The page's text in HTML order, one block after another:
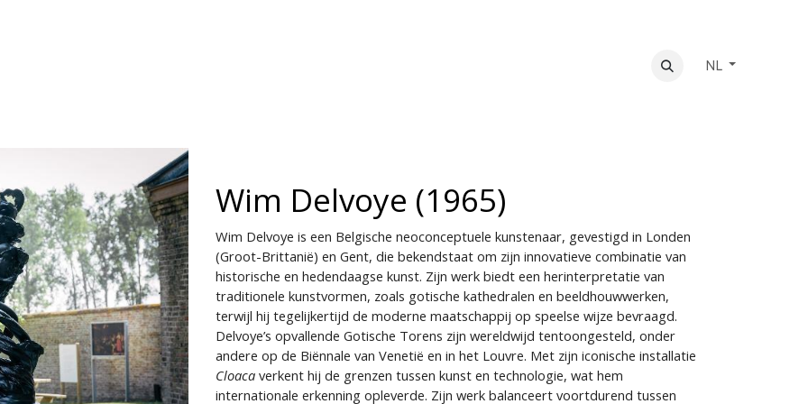
NL
Wim Delvoye (1965)
Wim Delvoye is een Belgische neoconceptuele kunstenaar, gevestigd in Londen
(Groot-Brittanië) en Gent, die bekendstaat om zijn innovatieve combinatie van
historische en hedendaagse kunst. Zijn werk biedt een herinterpretatie van
traditionele kunstvormen, zoals gotische kathedralen en beeldhouwwerken,
terwijl hij tegelijkertijd de moderne maatschappij op speelse wijze bevraagd.
Delvoye’s opvallende Gotische Torens zijn wereldwijd tentoongesteld, onder
andere op de Biënnale van Venetië en in het Louvre. Met zijn iconische installatie
Cloaca verkent hij de grenzen tussen kunst en technologie, wat hem
internationale erkenning opleverde. Zijn werk balanceert voortdurend tussen